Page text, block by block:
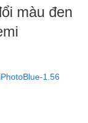
màu đen
1.56